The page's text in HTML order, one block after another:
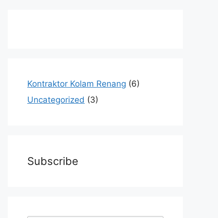
Kontraktor Kolam Renang (6)
Uncategorized (3)
Subscribe